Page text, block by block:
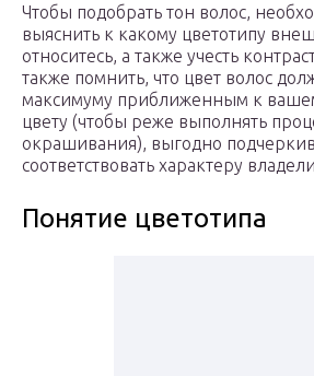
Чтобы подобрать тон волос,
выяснить к какому цветотипу
относитесь, а также учесть
также помнить, что цвет волос
максимуму приближенным к
цвету (чтобы реже выполнять
окрашивания), выгодно
соответствовать характеру
Понятие цветотипа